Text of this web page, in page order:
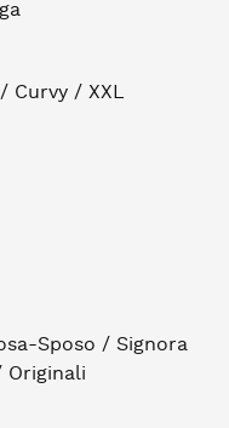
Curvy / XXL
Sposo / Signora
Originali